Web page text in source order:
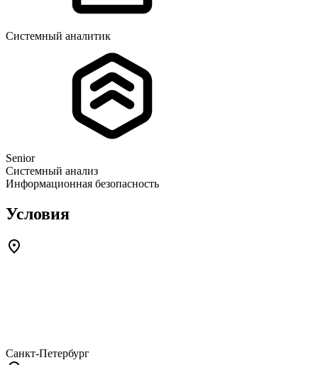
Системный аналитик
Senior
Системный анализ
Информационная безопасность
Условия
Санкт-Петербург